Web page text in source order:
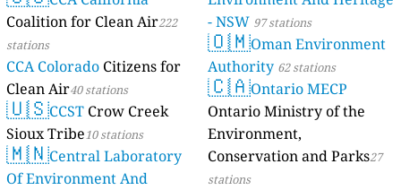
Coalition for Clean Air222
stations
CCA Colorado Citizens for
Clean Air40 stations
🇺🇸CCST Crow Creek
Sioux Tribe10 stations
🇲🇳Central Laboratory
Of Environment And
- NSW 97 stations
🇴🇲Oman Environment
Authority 62 stations
🇨🇦Ontario MECP
Ontario Ministry of the
Environment,
Conservation and Parks27
stations